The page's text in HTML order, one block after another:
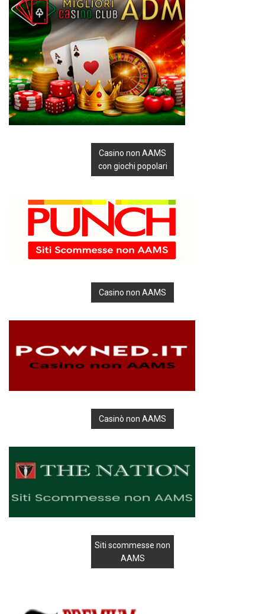
Casino non AAMS
con giochi popolari
Casino non AAMS
Casinò non AAMS
Siti scommesse non
AAMS